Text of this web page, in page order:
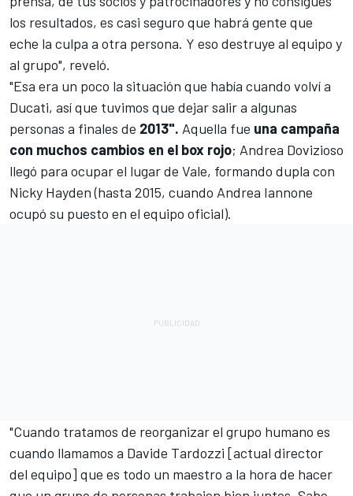
los resultados, es casi seguro que habrá gente que
eche la culpa a otra persona. Y eso destruye al equipo y
al grupo", reveló.
"Esa era un poco la situación que había cuando volví a
Ducati, así que tuvimos que dejar salir a algunas
personas a finales de 2013". Aquella fue una campaña
con muchos cambios en el box rojo; Andrea Dovizioso
llegó para ocupar el lugar de Vale, formando dupla con
Nicky Hayden(hasta 2015, cuando Andrea Iannone
ocupó su puesto en el equipo oficial).
"Cuando tratamos de reorganizar el grupo humano es
cuando llamamos a Davide Tardozzi [actual director
del equipo] que es todo un maestro a la hora de hacer